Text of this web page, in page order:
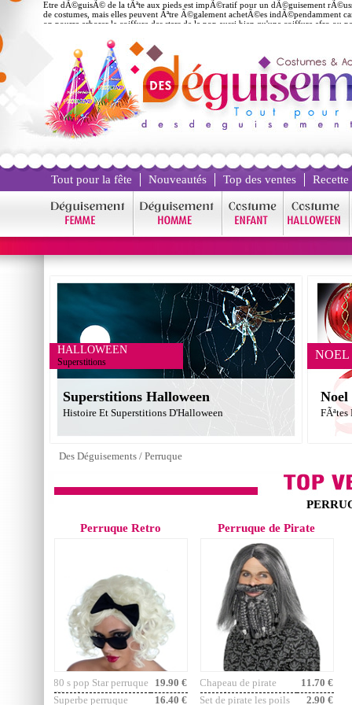
Etre dÃ©guisÃ© de la tÃªte aux pieds est impÃ©ratif pour un dÃ©guisement
de costumes, mais elles peuvent Ãªtre Ã©galement achetÃ©es
on pourra arborer la coiffure des stars de la pop aussi bien qu'une coiffure afro ou
Tout pour la fête Nouveautés Top des ventes
HALLOWEEN
Superstitions
Superstitions Halloween
Histoire Et Superstitions D'Halloween
NOEL
Noel
Des Déguisements / Perruque
Perruque Retro
80 s pop Star perruque
Blonde
19.90 €
Superbe perruque
16.40 €
Perruque de Pirate
Chapeau de pirate
avec des tresses
11.70 €
Set de pirate les poils
2.90 €